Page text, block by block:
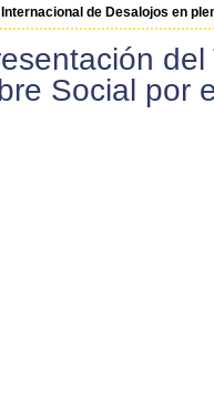
de Desalojos en
Social por